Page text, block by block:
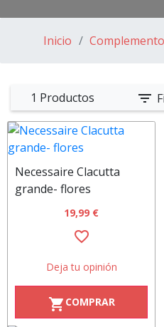
Inicio
1 Productos filter_list
Necessaire Clacutta
grande- flores
19,99 €
favorite_border
Deja tu opinión
shopping_cart COMPRAR